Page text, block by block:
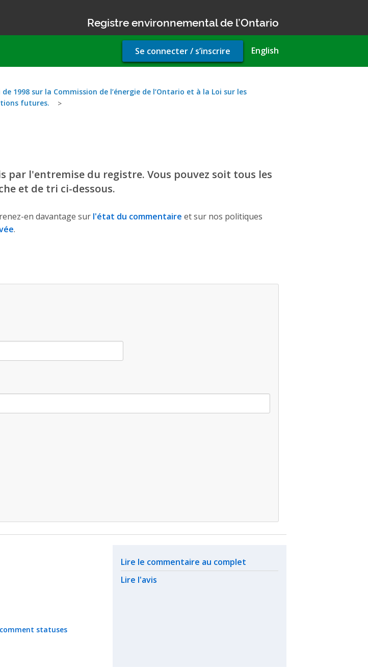
Registre environnemental de l’Ontario
English
User
account
Se connecter / s’inscrire
1998 sur la Commission de l’énergie de l’Ontario et à la Loi sur les
futures.
par l'entremise du registre. Vous pouvez soit tous les
et de tri ci-dessous.
en davantage sur l'état du commentaire et sur nos politiques
.
statuses
Related actions
Lire le commentaire au complet
Lire l'avis